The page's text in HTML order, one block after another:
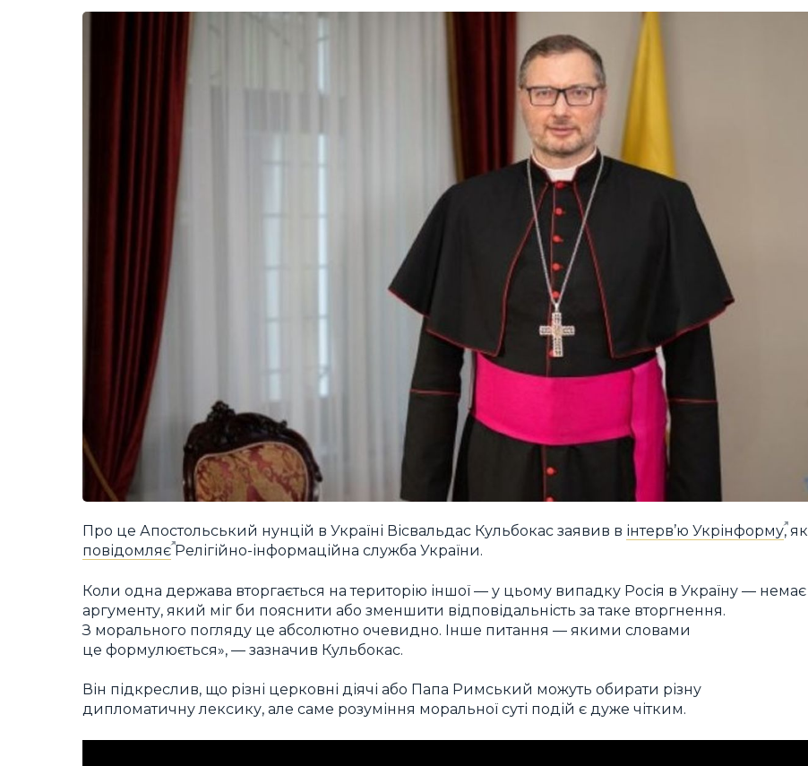
Про це Апостольський нунцій в Україні Вісвальдас Кульбокас заявив в інтерв’ю Укрінформу, як
повідомляєРелігійно-інформаційна служба України.
Коли одна держава вторгається на територію іншої — у цьому випадку Росія в Україну — немає
аргументу, який міг би пояснити або зменшити відповідальність за таке вторгнення.
З морального погляду це абсолютно очевидно. Інше питання — якими словами
це формулюється», — зазначив Кульбокас.
Він підкреслив, що різні церковні діячі або Папа Римський можуть обирати різну
дипломатичну лексику, але саме розуміння моральної суті подій є дуже чітким.